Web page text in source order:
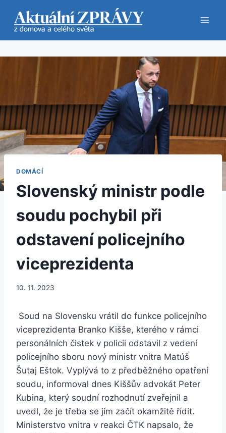
obsah
DOMÁCÍ
Slovenský ministr podle
soudu pochybil při
odstavení policejního
viceprezidenta
10. 11. 2023
Soud na Slovensku vrátil do funkce policejního
viceprezidenta Branko Kišše, kterého v rámci
personálních čistek v policii odstavil z vedení
policejního sboru nový ministr vnitra Matúš
Šutaj Eštok. Vyplývá to z předběžného opatření
soudu, informoval dnes Kiššův advokát Peter
Kubina, který soudní rozhodnutí zveřejnil a
uvedl, že je třeba se jím začít okamžitě řídit.
Ministerstvo vnitra v reakci ČTK napsalo, že